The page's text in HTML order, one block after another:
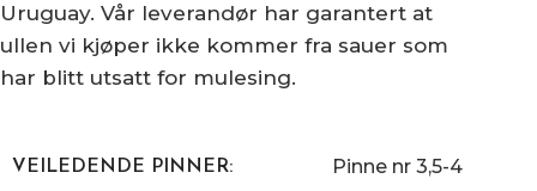
Uruguay. Vår leverandør har garantert at
ullen vi kjøper ikke kommer fra sauer som
har blitt utsatt for mulesing.
VEILEDENDE PINNER: Pinne nr 3,5-4